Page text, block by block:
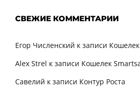
СВЕЖИЕ КОММЕНТАРИИ
Егор Численский к записи
Alex Strel к записи Кошелек
Савелий к записи Контур Роста